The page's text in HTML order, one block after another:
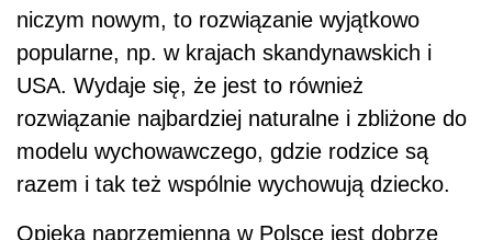
niczym nowym, to rozwiązanie wyjątkowo
popularne, np. w krajach skandynawskich i
USA. Wydaje się, że jest to również
rozwiązanie najbardziej naturalne i zbliżone do
modelu wychowawczego, gdzie rodzice są
razem i tak też wspólnie wychowują dziecko.
Opieka naprzemienna w Polsce jest dobrze